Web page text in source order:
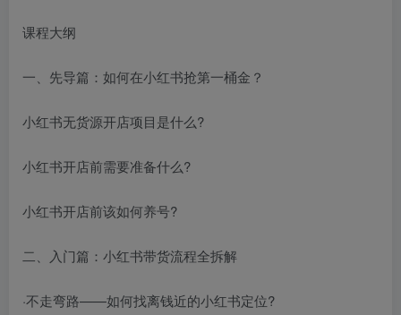
课程大纲
一、先导篇：如何在小红书抢第一桶金？
小红书无货源开店项目是什么?
小红书开店前需要准备什么?
小红书开店前该如何养号?
二、入门篇：小红书带货流程全拆解
·不走弯路——如何找离钱近的小红书定位?